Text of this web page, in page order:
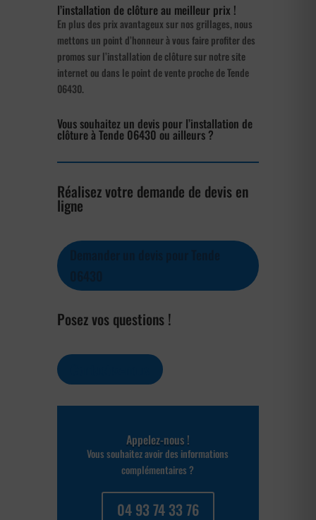
l’installation de clôture au meilleur prix !
En plus des prix avantageux sur nos grillages, nous
mettons un point d’honneur à vous faire profiter des
promos sur l’installation de clôture sur notre site
internet ou dans le point de vente proche de Tende
06430.
Vous souhaitez un devis pour l’installation de
clôture à Tende 06430 ou ailleurs ?
Réalisez votre demande de devis en
ligne
Posez vos questions !
Appelez-nous !
Vous souhaitez avoir des informations
complémentaires ?
04 93 74 33 76